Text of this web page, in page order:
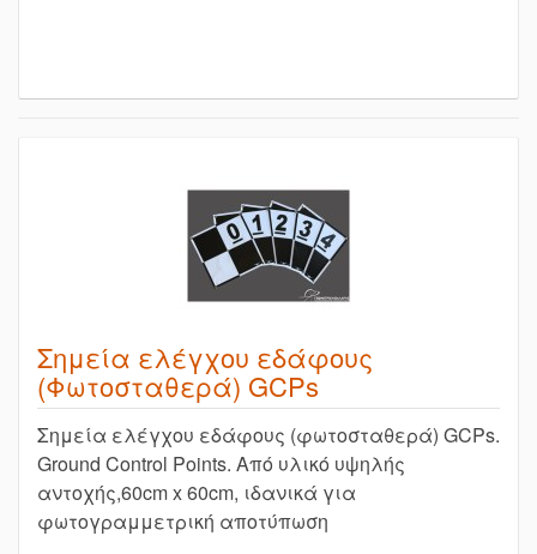
Σημεία ελέγχου εδάφους
(Φωτοσταθερά) GCPs
Σημεία ελέγχου εδάφους (φωτοσταθερά) GCPs.
Ground Control Points. Aπό υλικό υψηλής
αντοχής,60cm x 60cm, ιδανικά για
φωτογραμμετρική αποτύπωση